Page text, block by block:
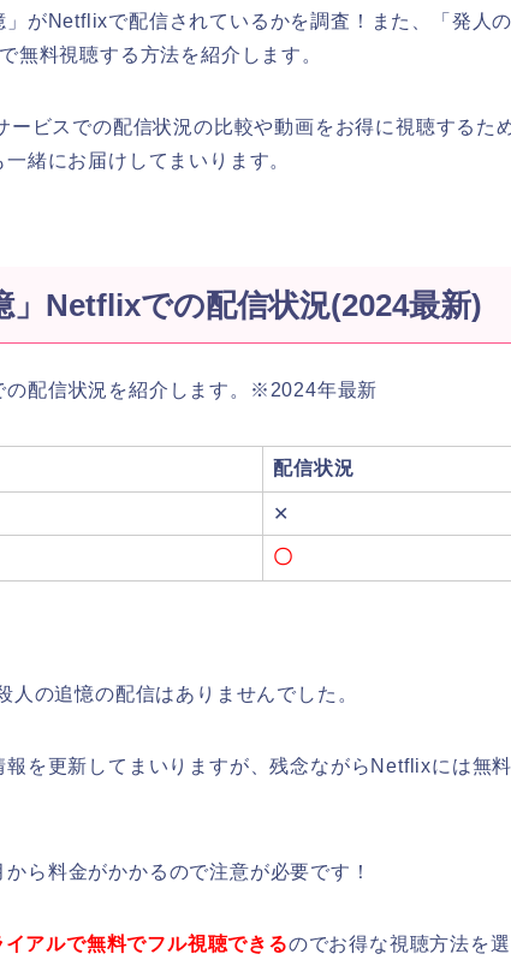
」がNetflixで配信されているかを調査！また、「発人
無料視聴する方法を紹介します。
ービスでの配信状況の比較や動画をお得に視聴するた
緒にお届けしてまいります。
」Netflixでの配信状況(2024最新)
配信状況を紹介します。※2024年最新
配信状況
✕
〇
人の追憶の配信はありませんでした。
報を更新してまいりますが、残念ながらNetflixには無
ら料金がかかるので注意が必要です！
アルで無料でフル視聴できるのでお得な視聴方法を